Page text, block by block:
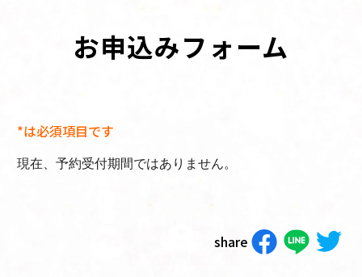
お申込みフォーム
*は必須項目です
現在、予約受付期間ではありません。
share